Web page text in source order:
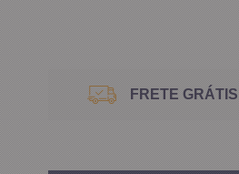
FRETE GRÁTIS